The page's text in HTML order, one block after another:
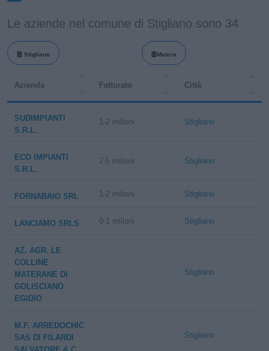
Le aziende nel comune di Stigliano sono 34
Stigliano Matera
Azienda Fatturato Città
SUDIMPIANTI
S.R.L.
1-2 milioni Stigliano
ECO IMPIANTI
S.R.L.
2-5 milioni Stigliano
FORNABAIO SRL 1-2 milioni Stigliano
LANCIAMO SRLS 0-1 milioni Stigliano
AZ. AGR. LE
COLLINE
MATERANE DI
GOLISCIANO
EGIDIO
Stigliano
M.F. ARREDOCHIC
SAS DI FILARDI
Stigliano